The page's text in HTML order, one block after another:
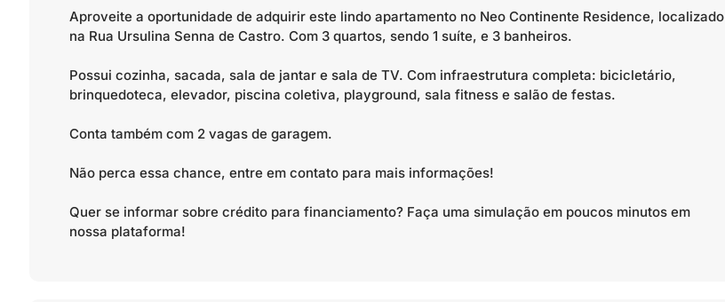
Aproveite a oportunidade de adquirir este lindo apartamento no Neo Continente Residence, localizado
na Rua Ursulina Senna de Castro. Com 3 quartos, sendo 1 suíte, e 3 banheiros.
Possui cozinha, sacada, sala de jantar e sala de TV. Com infraestrutura completa: bicicletário,
brinquedoteca, elevador, piscina coletiva, playground, sala fitness e salão de festas.
Conta também com 2 vagas de garagem.
Não perca essa chance, entre em contato para mais informações!
Quer se informar sobre crédito para financiamento? Faça uma simulação em poucos minutos em
nossa plataforma!